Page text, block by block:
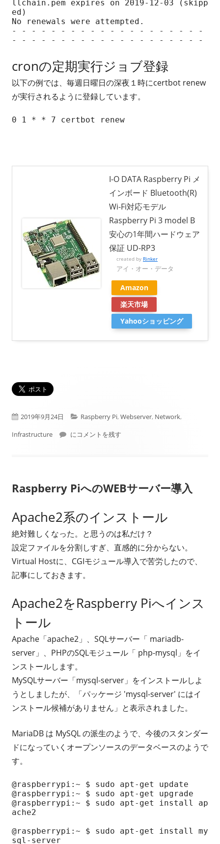
llchain.pem expires on 2019-12-03 (skipp
ed)
No renewals were attempted.
- - - - - - - - - - - - - - - - - - - -
- - - - - - - - - - - - - - - - - - - -
cronの定期実行ジョブ登録
以下の例では、毎週日曜日の深夜１時にcertbot renew
が実行されるように登録しています。
0 1 * * 7 certbot renew
I-O DATA Raspberry Pi メ
インボード Bluetooth(R)
Wi-Fi対応モデル
Raspberry Pi 3 model B
安心の1年間ハードウェア
保証 UD-RP3
created by Rinker
アイ・オー・データ
Amazon
楽天市場
Yahooショッピング
公
開
2019年9月24日
カ
テ
ー
Raspberry Pi, Webserver, Network,
Infrastructure
Raspberry PiへのSSL証明書導入（Let’s Encrypt）
にコメントを残す
Raspberry PiへのWEBサーバー導入
Apache2系のインストール
絶対難しくなった。と思うのは私だけ？
設定ファイルを分割しすぎ、直感的に分からない。
Virtual Hostに、CGIモジュール導入で苦労したので、
記事にしておきます。
Apache2をRaspberry Piへインス
トール
Apache「apache2」、SQLサーバー「 mariadb-
server」、PHPのSQLモジュール「 php-mysql」をイ
ンストールします。
MySQLサーバー「mysql-server」をインストールしよ
うとしましたが、「パッケージ 'mysql-server' にはイ
ンストール候補がありません」と表示されました。
MariaDB は MySQL の派生のようで、今後のスタンダー
ドになっていくオープンソースのデータベースのようで
す。
@raspberrypi:~ $ sudo apt-get update
@raspberrypi:~ $ sudo apt-get upgrade
@raspberrypi:~ $ sudo apt-get install ap
ache2
@raspberrypi:~ $ sudo apt-get install my
sql-server